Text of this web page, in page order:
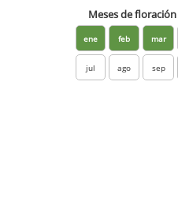
Meses de floración
ene feb mar
jul ago sep